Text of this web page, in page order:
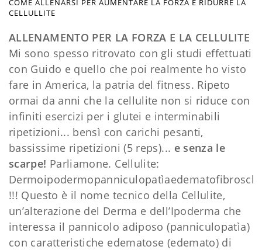
COME ALLENARSI PER AUMENTARE LA FORZA E RIDURRE LA
CELLULLITE
ALLENAMENTO PER LA FORZA E LA CELLULITE
Mi sono spesso ritrovato con gli studi effettuati
con Guido e quello che poi realmente ho visto
fare in America, la patria del fitness. Ripeto
ormai da anni che la cellulite non si riduce con
infiniti esercizi per i glutei e interminabili
ripetizioni... bensì con carichi pesanti,
bassissime ripetizioni (5 reps)... e senza le
scarpe! Parliamone. Cellulite:
!!! Questo è il nome tecnico della Cellulite,
un’alterazione del Derma e dell’Ipoderma che
interessa il pannicolo adiposo (panniculopatìa)
con caratteristiche edematose (edemato) di